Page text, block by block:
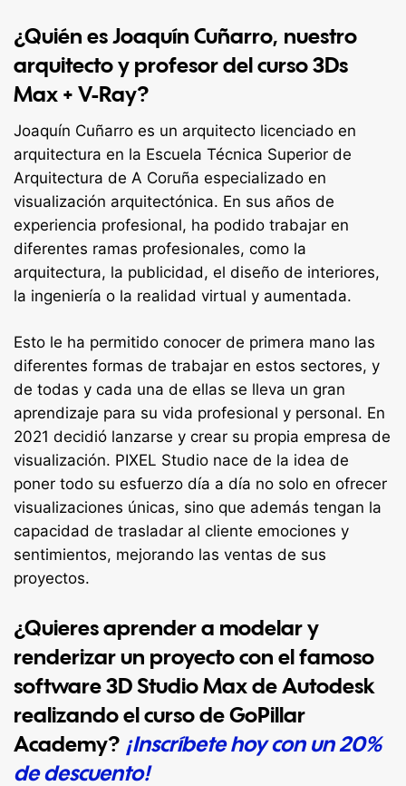
¿Quién es Joaquín Cuñarro, nuestro
arquitecto y profesor del curso 3Ds
Max + V-Ray?
Joaquín Cuñarro es un arquitecto licenciado en
arquitectura en la Escuela Técnica Superior de
Arquitectura de A Coruña especializado en
visualización arquitectónica. En sus años de
experiencia profesional, ha podido trabajar en
diferentes ramas profesionales, como la
arquitectura, la publicidad, el diseño de interiores,
la ingeniería o la realidad virtual y aumentada.
Esto le ha permitido conocer de primera mano las
diferentes formas de trabajar en estos sectores, y
de todas y cada una de ellas se lleva un gran
aprendizaje para su vida profesional y personal. En
2021 decidió lanzarse y crear su propia empresa de
visualización. PIXEL Studio nace de la idea de
poner todo su esfuerzo día a día no solo en ofrecer
visualizaciones únicas, sino que además tengan la
capacidad de trasladar al cliente emociones y
sentimientos, mejorando las ventas de sus
proyectos.
¿Quieres aprender a modelar y
renderizar un proyecto con el famoso
software 3D Studio Max de Autodesk
realizando el curso de GoPillar
Academy? ¡Inscríbete hoy con un 20%
de descuento!